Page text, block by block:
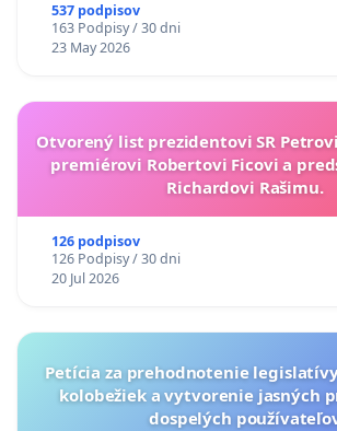
537 podpisov
163 Podpisy / 30 dni
23 May 2026
Otvorený list prezidentovi SR
premiérovi Robertovi Ficovi a
Richardovi Rašimu.
126 podpisov
126 Podpisy / 30 dni
20 Jul 2026
Petícia za prehodnotenie
kolobežiek a vytvorenie jasných
dospelých